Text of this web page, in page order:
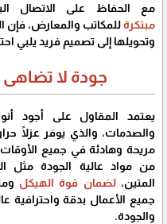
مع الحفاظ على الاتصال
مبتكرةللمكاتب والمعارض، فإن
وتحويلها إلى تصميم فريد يلبي
جودة لا تضاهى
يعتمد المقاول على أجود
والصدمات، والذي يوفر عزلًا
مريحة وهادئة في جميع الأوقات.
من مواد عالية الجودة مثل
المتين،لضمان قوة الهيكل
جميع الأعمال بدقة واحترافية
والجودة.